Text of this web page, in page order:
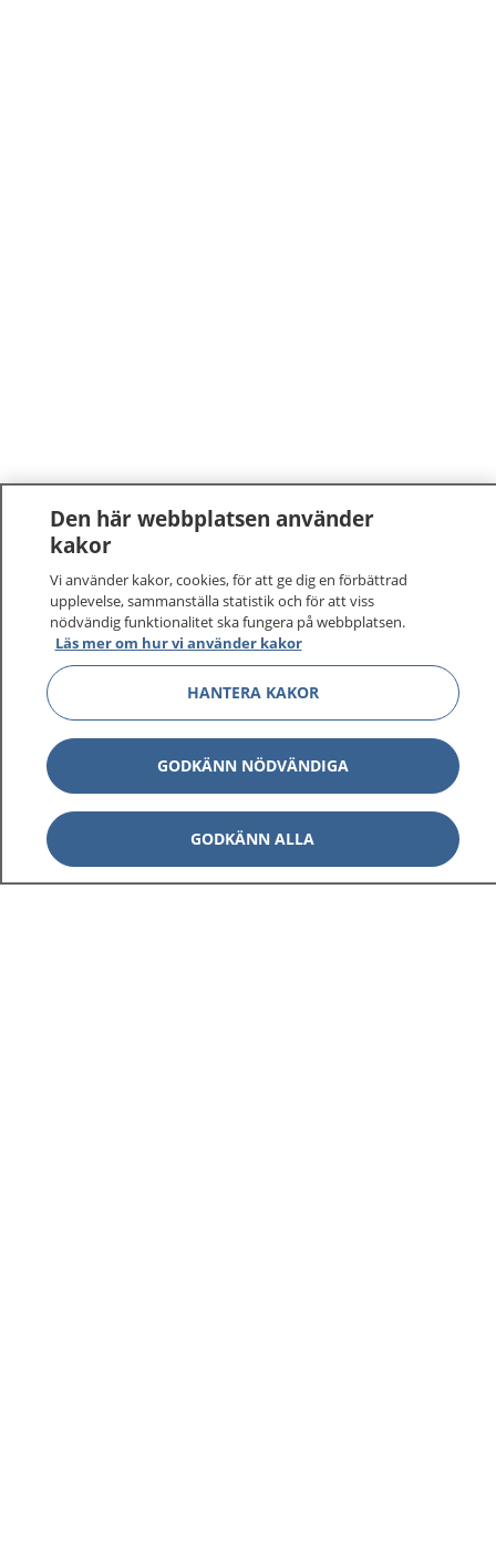
Den här webbplatsen använder
kakor
Vi använder kakor, cookies, för att ge dig en förbättrad
upplevelse, sammanställa statistik och för att viss
nödvändig funktionalitet ska fungera på webbplatsen.
Läs mer om hur vi använder kakor
HANTERA KAKOR
GODKÄNN NÖDVÄNDIGA
GODKÄNN ALLA